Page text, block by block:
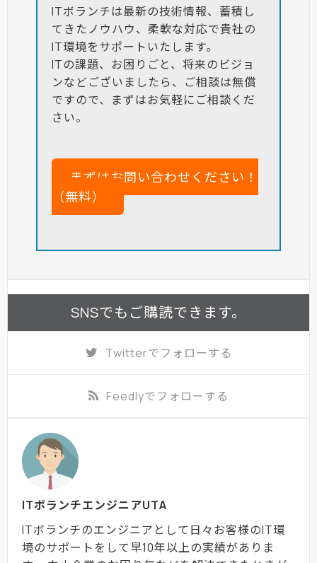
ITボランチは最新の技術情報、蓄積し
てきたノウハウ、柔軟な対応で貴社の
IT環境をサポートいたします。
ITの課題、お困りごと、将来のビジョ
ンなどございましたら、ご相談は無償
ですので、まずはお気軽にご相談くだ
さい。
まずはお問い合わせください！
（無料）
SNSでもご購読できます。
Twitterでフォローする
Feedlyでフォローする
ITボランチエンジニアUTA
ITボランチのエンジニアとして日々お客様のIT環
境のサポートをして早10年以上の実績がありま